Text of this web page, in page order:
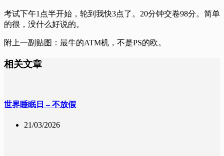
考试下午1点半开始，轮到我快3点了。20分钟交卷98分。简单
的很，没什么好说的。
附上一副贴图：最牛的ATM机，不是PS的欧。
相关文章
世界睡眠日 – 不放假
21/03/2026